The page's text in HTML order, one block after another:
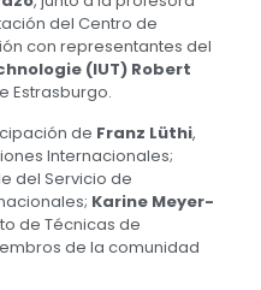
del Centro de
con representantes del
(IUT) Robert
Estrasburgo.
de Franz Lüthi,
Internacionales;
del Servicio de
Karine Meyer-
de Técnicas de
de la comunidad